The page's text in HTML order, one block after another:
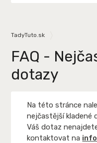
TadyTuto.sk
FAQ -
dotazy
Na této stránce
nejčastější kladené
Váš dotaz
kontaktovat na